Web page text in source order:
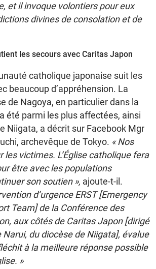
et il invoque volontiers pour eux
divines de consolation et de
les secours avec Caritas Japon
catholique japonaise suit les
beaucoup d’appréhension. La
de Nagoya, en particulier dans la
été parmi les plus affectées, ainsi
Niigata, a décrit sur Facebook Mgr
archevêque de Tokyo. « Nos
les victimes. L’Église catholique fera
être avec les populations
son soutien », ajoute-t-il.
d’urgence ERST [Emergency
Team] de la Conférence des
aux côtés de Caritas Japon [dirigé
Narui, du diocèse de Niigata], évalue
à la meilleure réponse possible
»